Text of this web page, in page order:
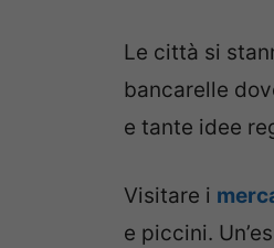
Le città si
bancarelle
e tante idee
Visitare i
e piccini.